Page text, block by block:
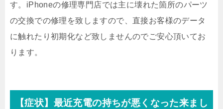
す。iPhoneの修理専門店では主に壊れた箇所のパーツ
の交換での修理を致しますので、直接お客様のデータ
に触れたり初期化など致しませんのでご安心頂いてお
ります。
【症状】最近充電の持ちが悪くなった来まし